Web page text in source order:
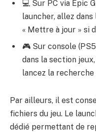
💻 Sur PC via Epic
launcher, allez
« Mettre à jour » si
🎮 Sur console
dans la section
lancez la recherche
Par ailleurs, il est
fichiers du jeu. Le
dédié permettant de